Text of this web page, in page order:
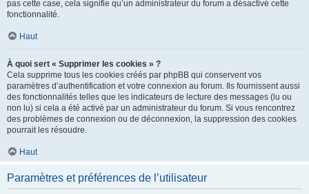
pas cette case, cela signifie qu’un administrateur du forum a désactivé cette
fonctionnalité.
Haut
À quoi sert « Supprimer les cookies » ?
Cela supprime tous les cookies créés par phpBB qui conservent vos
paramètres d’authentification et votre connexion au forum. Ils fournissent aussi
des fonctionnalités telles que les indicateurs de lecture des messages (lu ou
non lu) si cela a été activé par un administrateur du forum. Si vous rencontrez
des problèmes de connexion ou de déconnexion, la suppression des cookies
pourrait les résoudre.
Haut
Paramètres et préférences de l’utilisateur